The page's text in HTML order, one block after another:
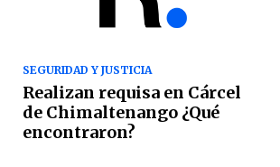
SEGURIDAD Y JUSTICIA
Realizan requisa en Cárcel
de Chimaltenango ¿Qué
encontraron?